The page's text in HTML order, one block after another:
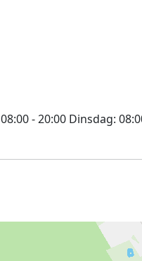
08:00 - 20:00Dinsdag: